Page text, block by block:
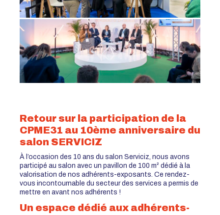
Retour sur la participation de la
CPME31 au 10ème anniversaire du
salon SERVICIZ
À l’occasion des 10 ans du salon Serviciz, nous avons
participé au salon avec un pavillon de 100 m² dédié à la
valorisation de nos adhérents-exposants. Ce rendez-
vous incontournable du secteur des services a permis de
mettre en avant nos adhérents !
Un espace dédié aux adhérents-